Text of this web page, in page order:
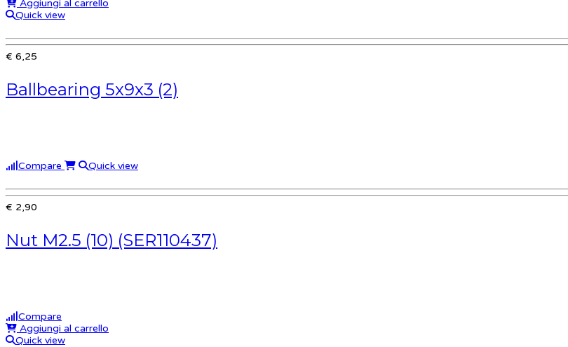
Aggiungi al carrello
Quick view
€ 6,25
Ballbearing 5x9x3 (2)
Compare Quick view
€ 2,90
Nut M2.5 (10) (SER110437)
Compare
Aggiungi al carrello
Quick view